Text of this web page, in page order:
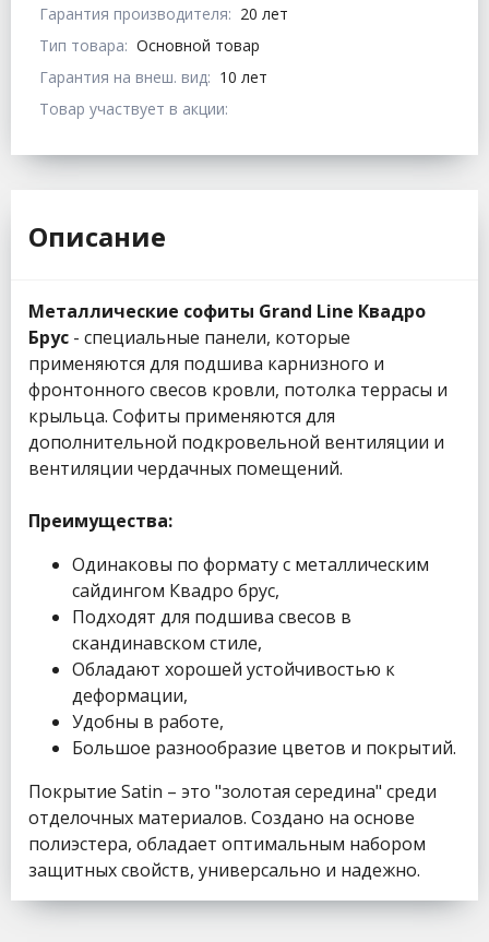
Гарантия производителя: 20 лет
Тип товара: Основной товар
Гарантия на внеш. вид: 10 лет
Товар участвует в акции:
Описание
Металлические софиты Grand Line Квадро
Брус - специальные панели, которые
применяются для подшива карнизного и
фронтонного свесов кровли, потолка террасы и
крыльца. Софиты применяются для
дополнительной подкровельной вентиляции и
вентиляции чердачных помещений.
Преимущества:
Одинаковы по формату с металлическим
сайдингом Квадро брус,
Подходят для подшива свесов в
скандинавском стиле,
Обладают хорошей устойчивостью к
деформации,
Удобны в работе,
Большое разнообразие цветов и покрытий.
Покрытие Satin – это "золотая середина" среди
отделочных материалов. Создано на основе
полиэстера, обладает оптимальным набором
защитных свойств, универсально и надежно.